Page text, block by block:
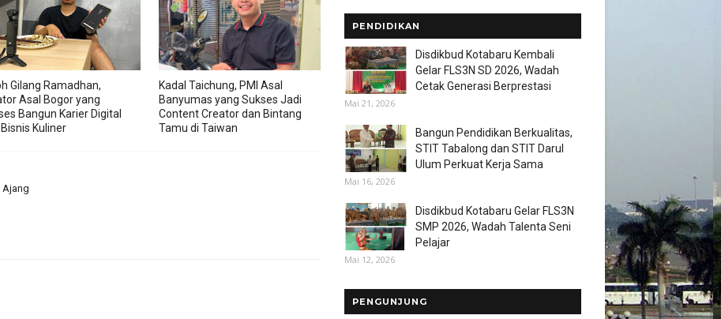
Gilang Ramadhan,
Asal Bogor yang
Bangun Karier Digital
Kuliner
Kadal Taichung, PMI Asal
Banyumas yang Sukses Jadi
Content Creator dan Bintang
Tamu di Taiwan
Ajang
PENDIDIKAN
Disdikbud Kotabaru Kembali
Gelar FLS3N SD 2026, Wadah
Cetak Generasi Berprestasi
Mai 21, 2026
Bangun Pendidikan Berkualitas,
STIT Tabalong dan STIT Darul
Ulum Perkuat Kerja Sama
Mai 16, 2026
Disdikbud Kotabaru Gelar FLS3N
SMP 2026, Wadah Talenta Seni
Pelajar
Mai 12, 2026
PENGUNJUNG